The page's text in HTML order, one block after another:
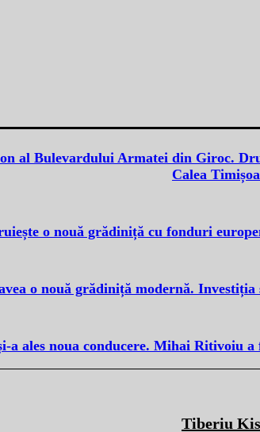
al Bulevardului Armatei din Giroc.
Calea
o nouă grădiniță cu fonduri
o nouă grădiniță modernă.
a ales noua conducere. Mihai Ritivoiu
Tiberiu